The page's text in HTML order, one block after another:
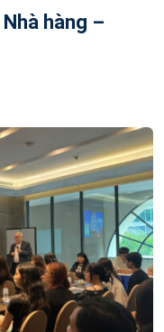
hàng –